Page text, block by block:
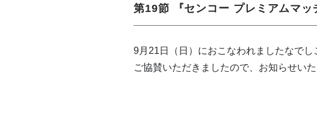
第19節 『センコー プレミアムマ
9月21日（日）におこなわれましたなで
ご協賛いただきましたので、お知らせいた